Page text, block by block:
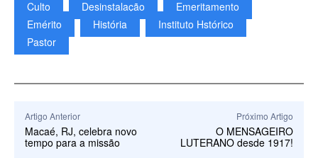
Culto Desinstalação
Emeritamento
Emérito
História
Instituto Hstórico
Pastor
Artigo Anterior
Macaé, RJ, celebra novo
tempo para a missão
Próximo Artigo
O MENSAGEIRO
LUTERANO desde 1917!